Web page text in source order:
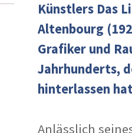
Künstlers Das
Altenbourg
Grafiker und
Jahrhunderts,
hinterlassen
Anlässlich